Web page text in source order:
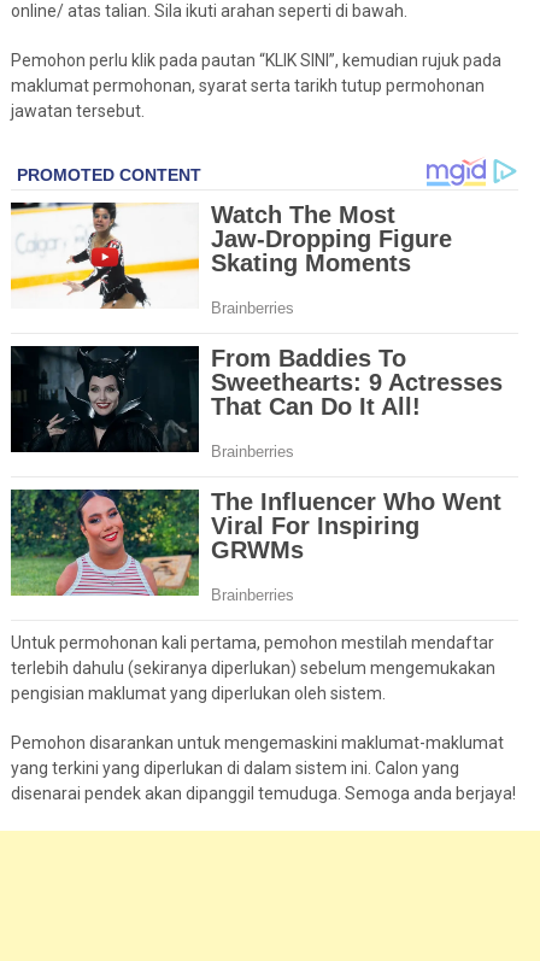
online/ atas talian. Sila ikuti arahan seperti di bawah.
Pemohon perlu klik pada pautan “KLIK SINI”, kemudian rujuk pada
maklumat permohonan, syarat serta tarikh tutup permohonan
jawatan tersebut.
Untuk permohonan kali pertama, pemohon mestilah mendaftar
terlebih dahulu (sekiranya diperlukan) sebelum mengemukakan
pengisian maklumat yang diperlukan oleh sistem.
Pemohon disarankan untuk mengemaskini maklumat-maklumat
yang terkini yang diperlukan di dalam sistem ini. Calon yang
disenarai pendek akan dipanggil temuduga. Semoga anda berjaya!